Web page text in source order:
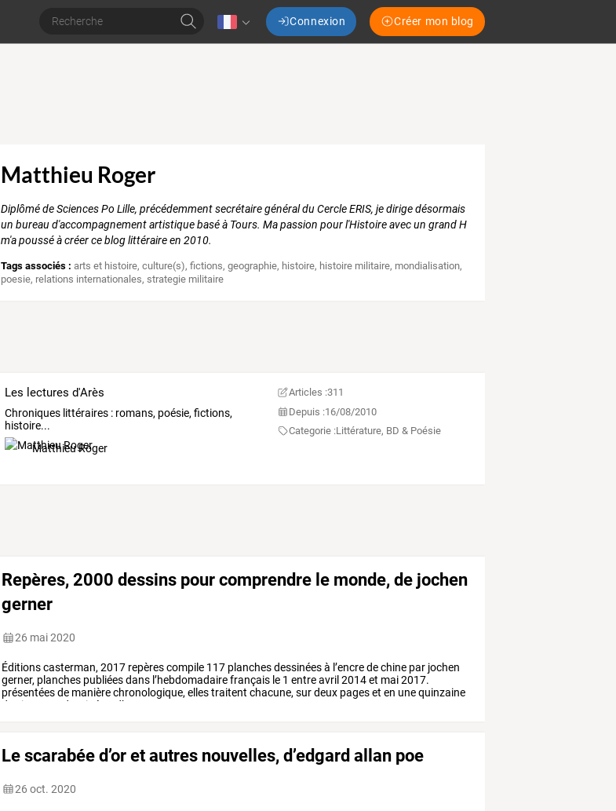
Connexion Créer mon blog
Matthieu Roger
Diplômé de Sciences Po Lille, précédemment secrétaire général du Cercle ERIS, je dirige désormais
un bureau d'accompagnement artistique basé à Tours. Ma passion pour l'Histoire avec un grand H
m'a poussé à créer ce blog littéraire en 2010.
Tags associés : arts et histoire,culture(s),fictions,geographie, histoire, histoire militaire, mondialisation,
poesie, relations internationales,strategie militaire
Les lectures d'Arès
Chroniques littéraires : romans, poésie, fictions,
histoire...
Matthieu Roger
Articles :311
Depuis :16/08/2010
Categorie :Littérature, BD & Poésie
Repères, 2000 dessins pour comprendre le monde, de jochen
gerner
26 mai 2020
Éditionscasterman, 2017 repèrescompile 117 planchesdessinéesà l’encredechine par jochen
gerner, planches publiéesdans l’hebdomadairefrançais le 1 entreavril 2014et mai2017.
présentéesde manièrechronologique, ellestraitent chacune, surdeux pageset en unequinzaine
de
vignettes dessinées, d’un
Le scarabée d’or et autres nouvelles, d’edgard allan poe
26 oct. 2020